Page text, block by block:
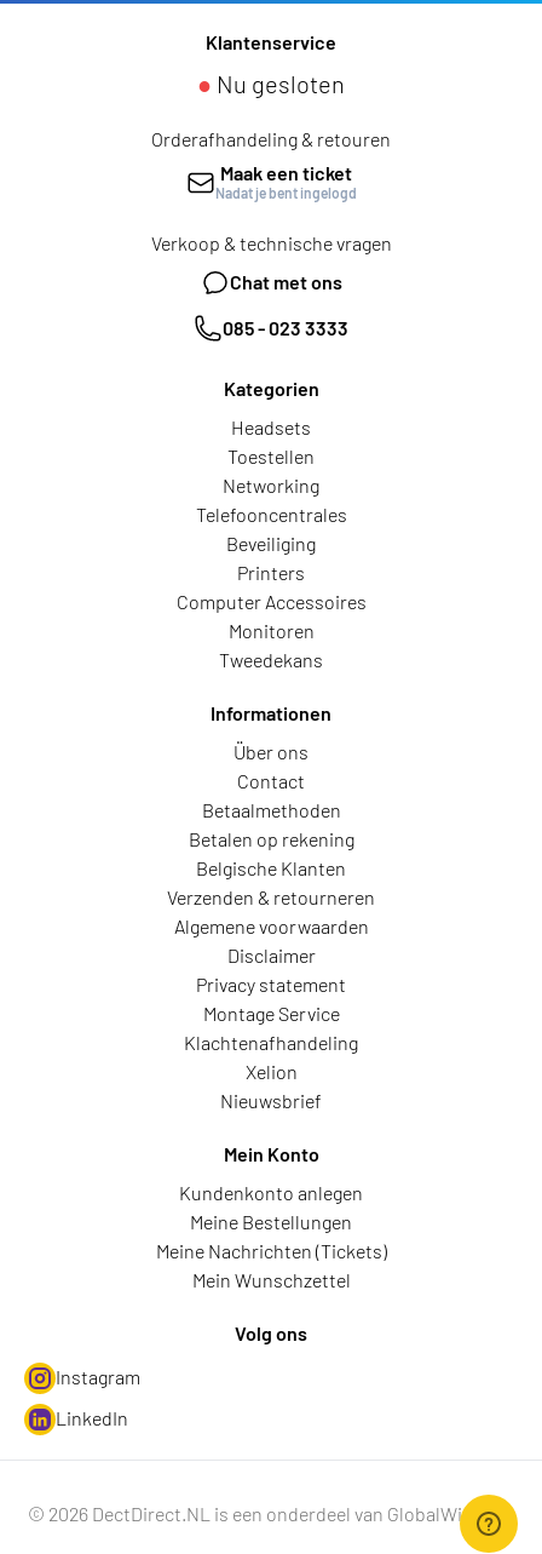
Klantenservice
● Nu gesloten
Orderafhandeling & retouren
Maak een ticket
Nadat je bent ingelogd
Verkoop & technische vragen
Chat met ons
085 - 023 3333
Kategorien
Headsets
Toestellen
Networking
Telefooncentrales
Beveiliging
Printers
Computer Accessoires
Monitoren
Tweedekans
Informationen
Über ons
Contact
Betaalmethoden
Betalen op rekening
Belgische Klanten
Verzenden & retourneren
Algemene voorwaarden
Disclaimer
Privacy statement
Montage Service
Klachtenafhandeling
Xelion
Nieuwsbrief
Mein Konto
Kundenkonto anlegen
Meine Bestellungen
Meine Nachrichten (Tickets)
Mein Wunschzettel
Volg ons
Instagram
LinkedIn
© 2026 DectDirect.NL is een onderdeel van GlobalWire B.V.